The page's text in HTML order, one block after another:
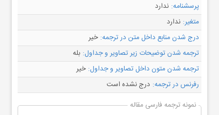
پرسشنامه: ندارد
متغیر: ندارد
درج شدن منابع داخل متن در ترجمه: خیر
ترجمه شدن توضیحات زیر تصاویر و جداول: بله
ترجمه شدن متون داخل تصاویر و جداول: خیر
رفرنس در ترجمه: درج نشده است
نمونه ترجمه فارسی مقاله